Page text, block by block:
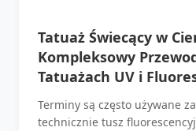
Tatuaż Świecący w
Kompleksowy
Tatuażach UV i
Terminy są często używane
technicznie tusz